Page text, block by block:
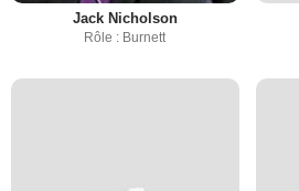
Jack Nicholson
Rôle : Burnett